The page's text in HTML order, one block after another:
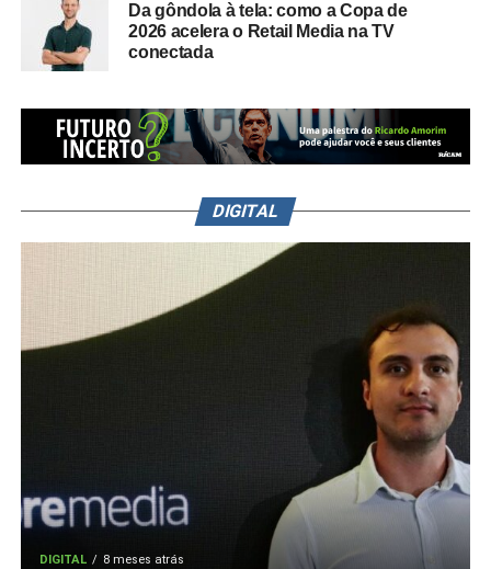
Da gôndola à tela: como a Copa de
2026 acelera o Retail Media na TV
conectada
DIGITAL
DIGITAL 8 meses atrás